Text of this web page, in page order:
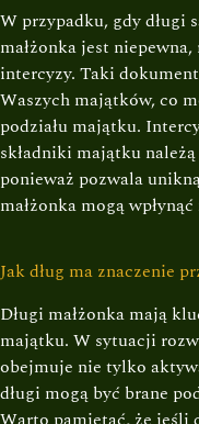
W przypadku, gdy długi
małżonka jest
intercyzy. Taki
Waszych majątków, co
podziału majątku.
składniki majątku
ponieważ pozwala
małżonka mogą
Jak dług ma znaczenie
Długi małżonka mają
majątku. W sytuacji
obejmuje nie tylko
długi mogą być brane